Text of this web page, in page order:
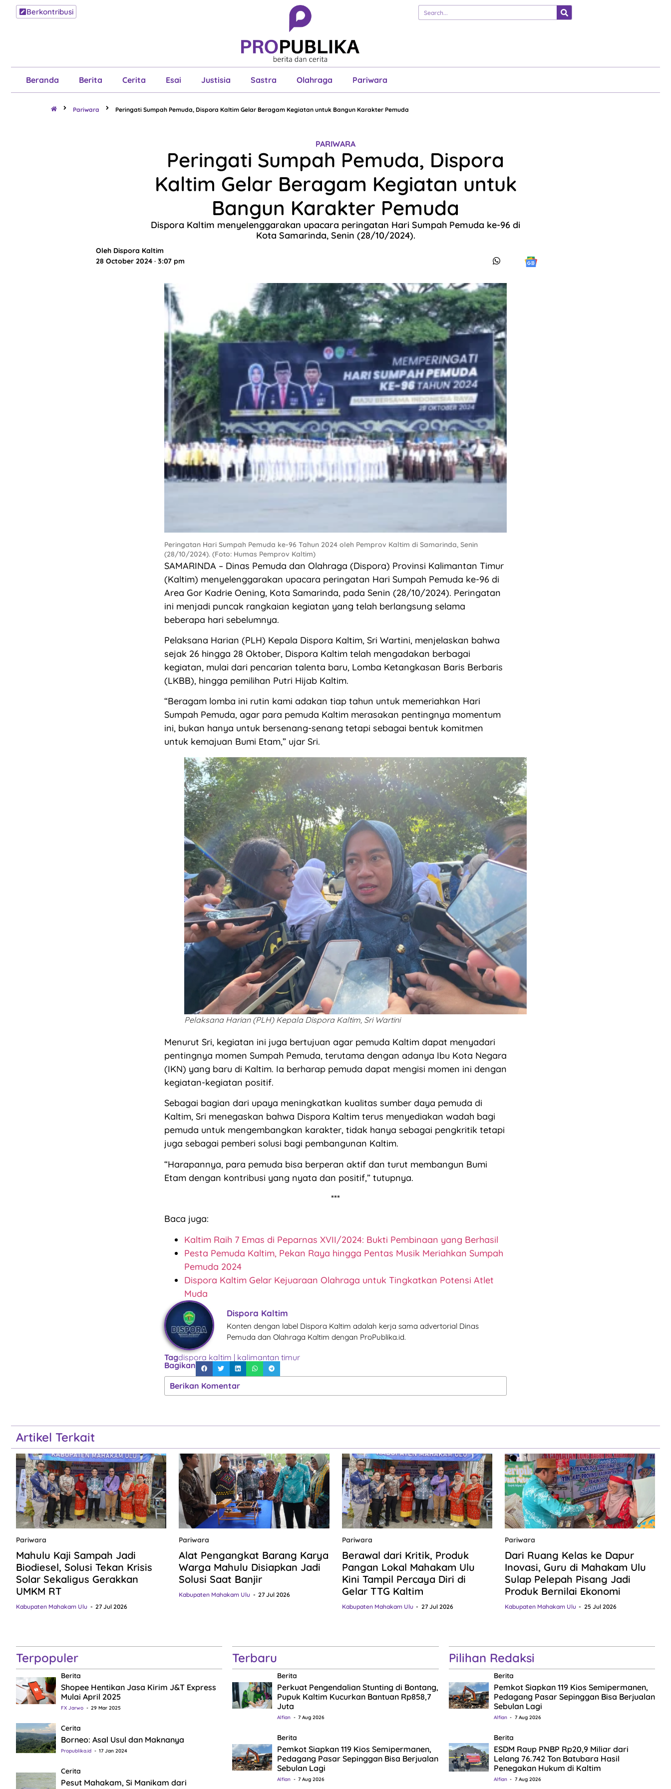
Berkontribusi
Beranda Berita Cerita Esai Justisia Sastra Olahraga Pariwara
Berita Cerita Esai Justisia
Pariwara
Pariwara Peringati Sumpah Pemuda, Dispora Kaltim Gelar Beragam Kegiatan untuk Bangun Karakter Pemuda
PARIWARA
Peringati Sumpah Pemuda, Dispora
Kaltim Gelar Beragam Kegiatan untuk
Bangun Karakter Pemuda
Dispora Kaltim menyelenggarakan upacara peringatan Hari Sumpah Pemuda ke-96 di
Kota Samarinda, Senin (28/10/2024).
Oleh Dispora Kaltim
28 October 2024 · 3:07 pm
Peringatan Hari Sumpah Pemuda ke-96 Tahun 2024 oleh Pemprov Kaltim di Samarinda, Senin
(28/10/2024). (Foto: Humas Pemprov Kaltim)
SAMARINDA – Dinas Pemuda dan Olahraga (Dispora) Provinsi Kalimantan Timur
(Kaltim) menyelenggarakan upacara peringatan Hari Sumpah Pemuda ke-96 di
Area Gor Kadrie Oening, Kota Samarinda, pada Senin (28/10/2024). Peringatan
ini menjadi puncak rangkaian kegiatan yang telah berlangsung selama
beberapa hari sebelumnya.
Pelaksana Harian (PLH) Kepala Dispora Kaltim, Sri Wartini, menjelaskan bahwa
sejak 26 hingga 28 Oktober, Dispora Kaltim telah mengadakan berbagai
kegiatan, mulai dari pencarian talenta baru, Lomba Ketangkasan Baris Berbaris
(LKBB), hingga pemilihan Putri Hijab Kaltim.
“Beragam lomba ini rutin kami adakan tiap tahun untuk memeriahkan Hari
Sumpah Pemuda, agar para pemuda Kaltim merasakan pentingnya momentum
ini, bukan hanya untuk bersenang-senang tetapi sebagai bentuk komitmen
untuk kemajuan Bumi Etam,” ujar Sri.
Pelaksana Harian (PLH) Kepala Dispora Kaltim, Sri Wartini
Menurut Sri, kegiatan ini juga bertujuan agar pemuda Kaltim dapat menyadari
pentingnya momen Sumpah Pemuda, terutama dengan adanya Ibu Kota Negara
(IKN) yang baru di Kaltim. Ia berharap pemuda dapat mengisi momen ini dengan
kegiatan-kegiatan positif.
Sebagai bagian dari upaya meningkatkan kualitas sumber daya pemuda di
Kaltim, Sri menegaskan bahwa Dispora Kaltim terus menyediakan wadah bagi
pemuda untuk mengembangkan karakter, tidak hanya sebagai pengkritik tetapi
juga sebagai pemberi solusi bagi pembangunan Kaltim.
“Harapannya, para pemuda bisa berperan aktif dan turut membangun Bumi
Etam dengan kontribusi yang nyata dan positif,” tutupnya.
***
Baca juga:
Kaltim Raih 7 Emas di Peparnas XVII/2024: Bukti Pembinaan yang Berhasil
Pesta Pemuda Kaltim, Pekan Raya hingga Pentas Musik Meriahkan Sumpah
Pemuda 2024
Dispora Kaltim Gelar Kejuaraan Olahraga untuk Tingkatkan Potensi Atlet
Muda
Dispora Kaltim
Konten dengan label Dispora Kaltim adalah kerja sama advertorial Dinas
Pemuda dan Olahraga Kaltim dengan ProPublika.id.
Tagdispora kaltim | kalimantan timur
Bagikan
Berikan Komentar
Artikel Terkait
Pariwara
Mahulu Kaji Sampah Jadi
Biodiesel, Solusi Tekan Krisis
Solar Sekaligus Gerakkan
UMKM RT
Kabupaten Mahakam Ulu 27 Jul 2026
Pariwara
Alat Pengangkat Barang Karya
Warga Mahulu Disiapkan Jadi
Solusi Saat Banjir
Kabupaten Mahakam Ulu 27 Jul 2026
Pariwara
Berawal dari Kritik, Produk
Pangan Lokal Mahakam Ulu
Kini Tampil Percaya Diri di
Gelar TTG Kaltim
Kabupaten Mahakam Ulu 27 Jul 2026
Pariwara
Dari Ruang Kelas ke Dapur
Inovasi, Guru di Mahakam Ulu
Sulap Pelepah Pisang Jadi
Produk Bernilai Ekonomi
Kabupaten Mahakam Ulu 25 Jul 2026
Terpopuler
Berita
Shopee Hentikan Jasa Kirim J&T Express
Mulai April 2025
FX Jarwo 29 Mar 2025
Cerita
Borneo: Asal Usul dan Maknanya
Propublika.id 17 Jan 2024
Cerita
Pesut Mahakam, Si Manikam dari
Terbaru
Berita
Perkuat Pengendalian Stunting di Bontang,
Pupuk Kaltim Kucurkan Bantuan Rp858,7
Juta
Alfian 7 Aug 2026
Berita
Pemkot Siapkan 119 Kios Semipermanen,
Pedagang Pasar Sepinggan Bisa Berjualan
Sebulan Lagi
Alfian 7 Aug 2026
Pilihan Redaksi
Berita
Pemkot Siapkan 119 Kios Semipermanen,
Pedagang Pasar Sepinggan Bisa Berjualan
Sebulan Lagi
Alfian 7 Aug 2026
Berita
ESDM Raup PNBP Rp20,9 Miliar dari
Lelang 76.742 Ton Batubara Hasil
Penegakan Hukum di Kaltim
Alfian 7 Aug 2026